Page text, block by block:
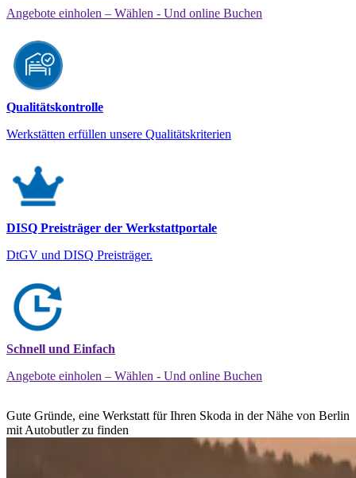
Angebote einholen – Wählen - Und online Buchen
Qualitätskontrolle
Werkstätten erfüllen unsere Qualitätskriterien
DISQ Preisträger der Werkstattportale
DtGV und DISQ Preisträger.
Schnell und Einfach
Angebote einholen – Wählen - Und online Buchen
Gute Gründe, eine Werkstatt für Ihren Skoda in der Nähe von Berlin
mit Autobutler zu finden